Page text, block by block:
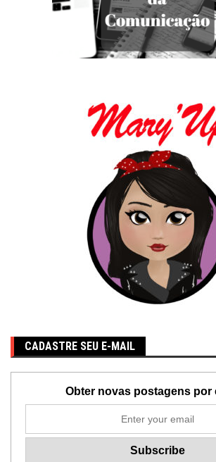
CADASTRE SEU E-MAIL
Obter novas postagens por